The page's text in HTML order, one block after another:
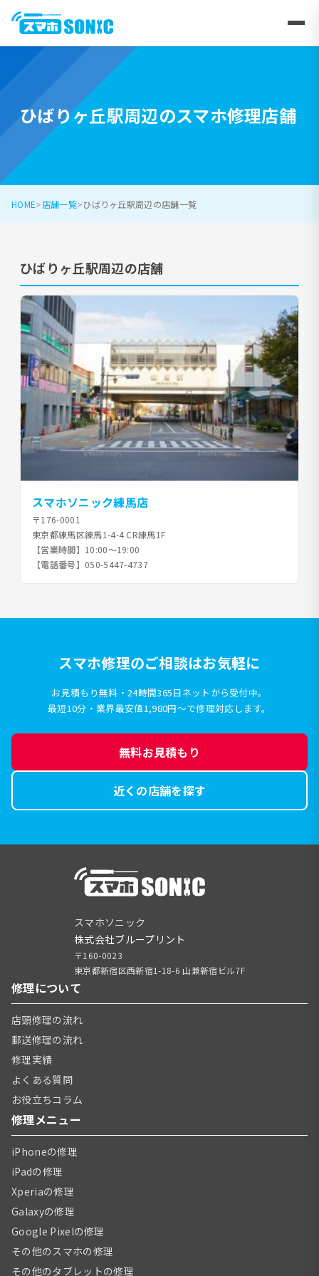
ひばりヶ丘駅周辺のスマホ修理店舗
HOME 店舗一覧 ひばりヶ丘駅周辺の店舗一覧
ひばりヶ丘駅周辺の店舗
スマホソニック練馬店
〒176-0001
東京都練馬区練馬1-4-4 CR練馬1F
【営業時間】 10:00〜19:00
【電話番号】 050-5447-4737
スマホ修理のご相談はお気軽に
お見積もり無料・24時間365日ネットから受付中。
最短10分・業界最安値1,980円〜で修理対応します。
無料お見積もり
近くの店舗を探す
スマホソニック
株式会社ブループリント
〒160-0023
東京都新宿区西新宿1-18-6 山兼新宿ビル7F
修理について
店頭修理の流れ
郵送修理の流れ
修理実績
よくある質問
お役立ちコラム
修理メニュー
iPhoneの修理
iPadの修理
Xperiaの修理
Galaxyの修理
Google Pixelの修理
その他のスマホの修理
その他のタブレットの修理